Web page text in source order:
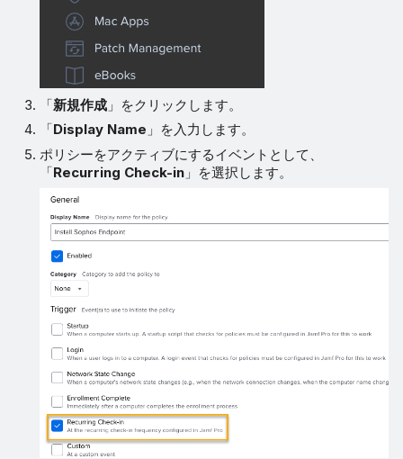
「新規作成 」をクリックします。
「Display Name 」を入力します。
ポリシーをアクティブにするイベントとして、
「Recurring Check-in 」を選択します。